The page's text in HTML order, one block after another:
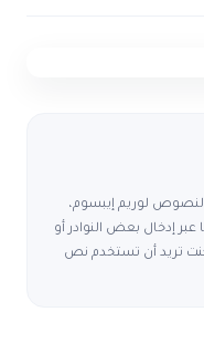
لنصوص لوريم إيبسوم،
إدخال بعض النوادر أو
تريد أن تستخدم نص